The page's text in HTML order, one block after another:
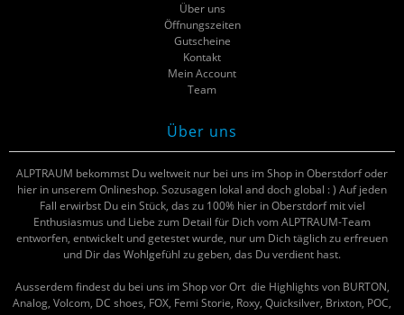
Über uns
Öffnungszeiten
Gutscheine
Kontakt
Mein Account
Team
Über uns
ALPTRAUM bekommst Du weltweit nur bei uns im Shop in Oberstdorf oder
hier in unserem Onlineshop. Sozusagen lokal and doch global : ) Auf jeden
Fall erwirbst Du ein Stück, das zu 100% hier in Oberstdorf mit viel
Enthusiasmus und Liebe zum Detail für Dich vom ALPTRAUM-Team
entworfen, entwickelt und getestet wurde, nur um Dich täglich zu erfreuen
und Dir das Wohlgefühl zu geben, das Du verdient hast.
Ausserdem findest du bei uns im Shop vor Ort die Highlights von BURTON,
Analog, Volcom, DC shoes, FOX, Femi Storie, Roxy, Quicksilver, Brixton, POC,